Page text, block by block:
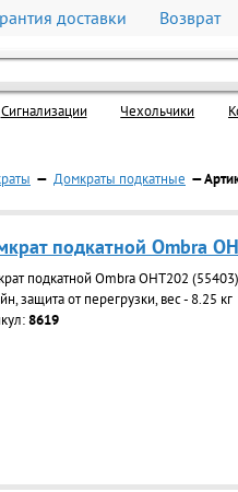
доставки Возврат
Cигнализации Чехольчики
— Домкраты подкатные —
подкатной Ombra
подкатной Ombra OHT202
защита от перегрузки, вес - 8.25 кг
8619